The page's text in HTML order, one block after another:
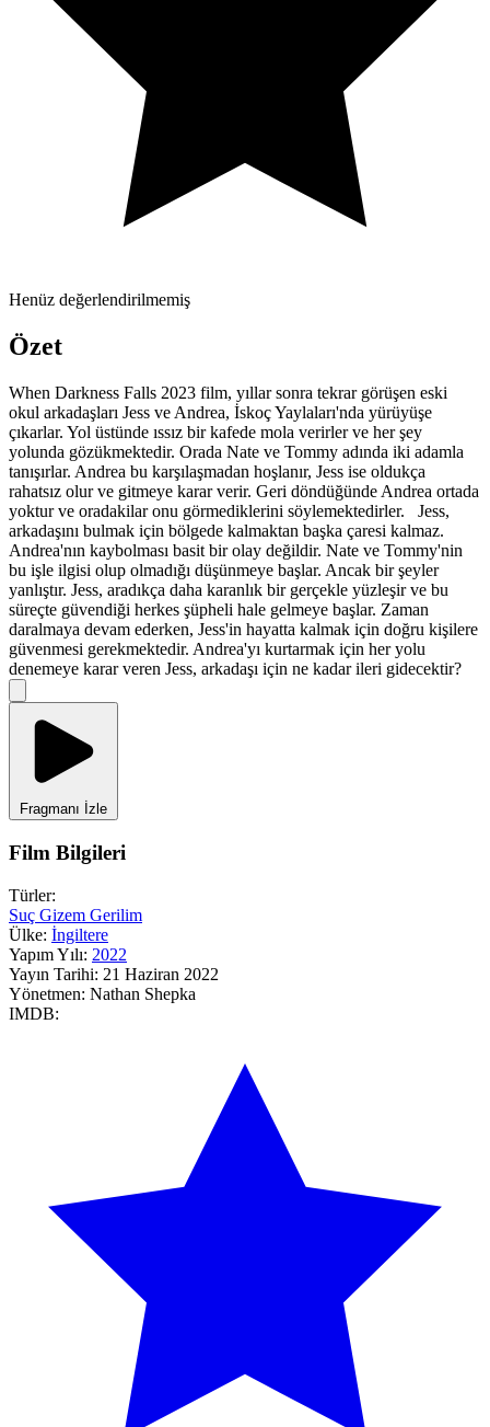
Henüz değerlendirilmemiş
Özet
When Darkness Falls 2023 film, yıllar sonra tekrar görüşen eski
okul arkadaşları Jess ve Andrea, İskoç Yaylaları'nda yürüyüşe
çıkarlar. Yol üstünde ıssız bir kafede mola verirler ve her şey
yolunda gözükmektedir. Orada Nate ve Tommy adında iki adamla
tanışırlar. Andrea bu karşılaşmadan hoşlanır, Jess ise oldukça
rahatsız olur ve gitmeye karar verir. Geri döndüğünde Andrea ortada
yoktur ve oradakilar onu görmediklerini söylemektedirler. Jess,
arkadaşını bulmak için bölgede kalmaktan başka çaresi kalmaz.
Andrea'nın kaybolması basit bir olay değildir. Nate ve Tommy'nin
bu işle ilgisi olup olmadığı düşünmeye başlar. Ancak bir şeyler
yanlıştır. Jess, aradıkça daha karanlık bir gerçekle yüzleşir ve bu
süreçte güvendiği herkes şüpheli hale gelmeye başlar. Zaman
daralmaya devam ederken, Jess'in hayatta kalmak için doğru kişilere
güvenmesi gerekmektedir. Andrea'yı kurtarmak için her yolu
denemeye karar veren Jess, arkadaşı için ne kadar ileri gidecektir?
Fragmanı İzle
Film Bilgileri
Türler:
Suç Gizem Gerilim
Ülke: İngiltere
Yapım Yılı: 2022
Yayın Tarihi: 21 Haziran 2022
Yönetmen: Nathan Shepka
IMDB: